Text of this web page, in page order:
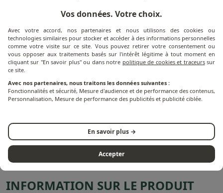
Détail du produit
La housse H 470 est la housse spécialement conçue
pour protéger votre plancha des intempéries et des
saletés. Imperméable et résistante aux UV, cette
housse est équipée d'un cordon de serrage sur le bas
pour une meilleure protection et résistance.
planchas BASE G 45 A, ORIGIN G 45 A, MODERN E 45 A
N et MODERN E 45 AN.
INFORMATION SUR LE PRODUIT
Vos données. Votre choix.
Avec votre accord, nos partenaires et nous utilisons des cookies ou
technologies similaires pour stocker et accéder à des informations personnelles
comme votre visite sur ce site. Vous pouvez retirer votre consentement ou
vous opposer aux traitements basés sur l'intérêt légitime à tout moment en
cliquant sur "En savoir plus" ou dans notre politique de cookies et traceurssur
ce site.
Avec nos partenaires, nous traitons les données suivantes :
Fonctionnalités et sécurité, Mesure d'audience et de performance des contenus,
Personnalisation, Mesure de performance des publicités et publicité ciblée.
En savoir plus →
Accepter